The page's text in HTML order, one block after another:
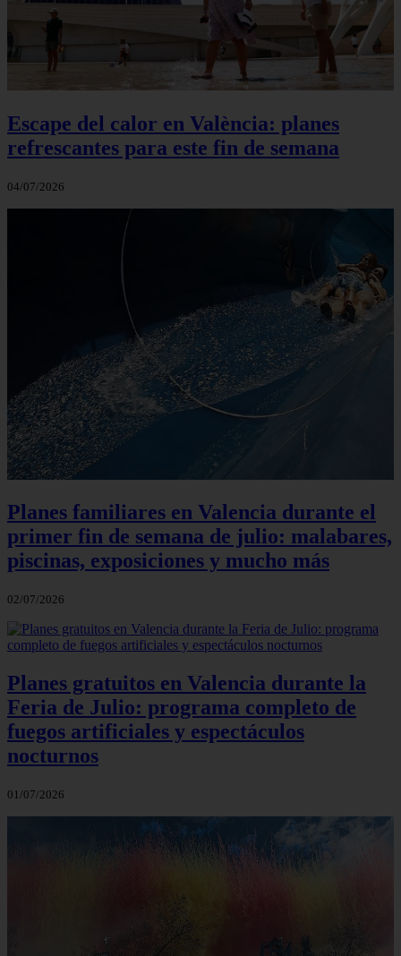
Escape del calor en València: planes
refrescantes para este fin de semana
04/07/2026
Planes familiares en Valencia durante el
primer fin de semana de julio: malabares,
piscinas, exposiciones y mucho más
02/07/2026
Planes gratuitos en Valencia durante la
Feria de Julio: programa completo de
fuegos artificiales y espectáculos
nocturnos
01/07/2026